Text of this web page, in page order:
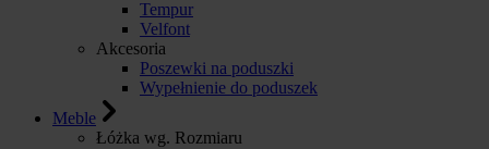
Tempur
Velfont
Akcesoria
Poszewki na poduszki
Wypełnienie do poduszek
Meble
Łóżka wg. Rozmiaru